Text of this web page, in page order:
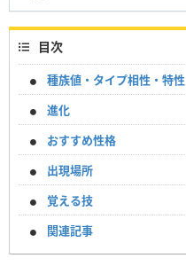
目次
種族値・タイプ相性・特性
進化
おすすめ性格
出現場所
覚える技
関連記事